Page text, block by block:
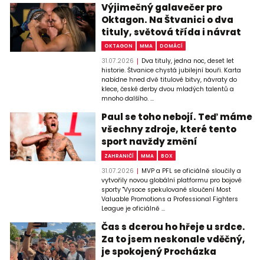
Výjimečný galavečer pro
Oktagon. Na Štvanici o dva
tituly, světová třída i návrat
OKTAGON MMA DOMÁCÍ
31.07.2026
Dva tituly, jedna noc, deset let
historie. Štvanice chystá jubilejní bouři. Karta
nabídne hned dvě titulové bitvy, návraty do
klece, české derby dvou mladých talentů a
mnoho dalšího. ...
Paul se toho nebojí. Teď máme
všechny zdroje, které tento
sport navždy změní
ZAHRANIČÍ MMA BOX
31.07.2026
MVP a PFL se oficiálně sloučily a
vytvořily novou globální platformu pro bojové
sporty "Vysoce spekulované sloučení Most
Valuable Promotions a Professional Fighters
League je oficiálně ...
Čas s dcerou ho hřeje u srdce.
Za to jsem neskonale vděčný,
je spokojený Procházka